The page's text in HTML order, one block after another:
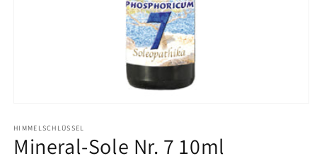
in
Modal
öffnen
HIMMELSCHLÜSSEL
Mineral-Sole Nr. 7 10ml